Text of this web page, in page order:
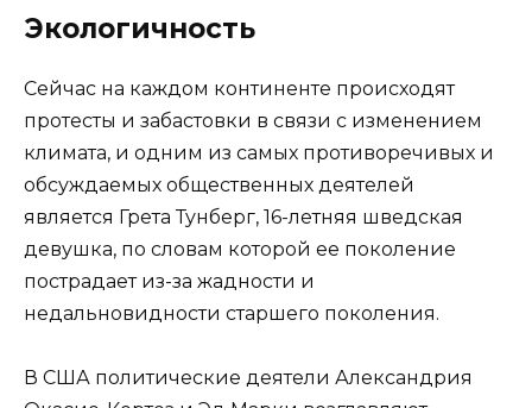
Экологичность
Сейчас на каждом континенте происходят
протесты и забастовки в связи с изменением
климата, и одним из самых противоречивых и
обсуждаемых общественных деятелей
является Грета Тунберг, 16-летняя шведская
девушка, по словам которой ее поколение
пострадает из-за жадности и
недальновидности старшего поколения.
В США политические деятели Александрия